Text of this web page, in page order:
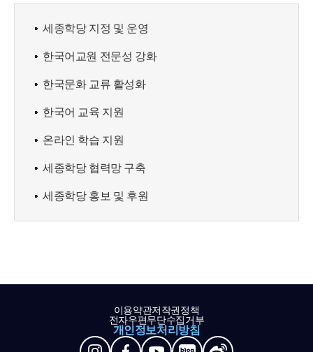
세종학당 지정 및 운영
한국어교원 전문성 강화
한국문화 교류 활성화
한국어 교육 지원
온라인 학습 지원
세종학당 협력망 구축
세종학당 홍보 및 후원
이용약관저작권정책
전자우편무단수집거부
개인정보처리방침